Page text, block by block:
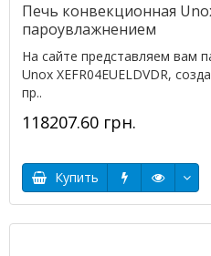
Печь конвекционная Unox
пароувлажнением
На сайте представляем вам
Unox XEFR04EUELDVDR,
пр..
118207.60 грн.
Купить